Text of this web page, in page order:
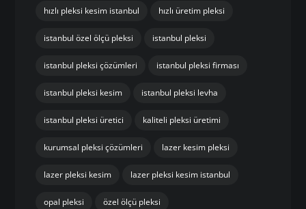
hızlı pleksi kesim istanbul hızlı üretim pleksi
istanbul özel ölçü pleksi istanbul pleksi
istanbul pleksi çözümleri istanbul pleksi firması
istanbul pleksi kesim istanbul pleksi levha
istanbul pleksi üretici kaliteli pleksi üretimi
kurumsal pleksi çözümleri lazer kesim pleksi
lazer pleksi kesim lazer pleksi kesim istanbul
opal pleksi özel ölçü pleksi